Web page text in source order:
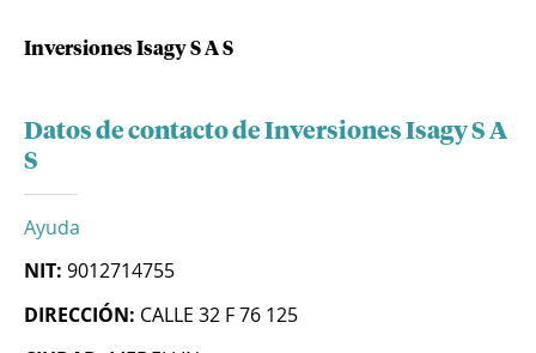
Inversiones Isagy S A S
Datos de contacto de Inversiones Isagy S A
S
Ayuda
NIT: 9012714755
DIRECCIÓN: CALLE 32 F 76 125